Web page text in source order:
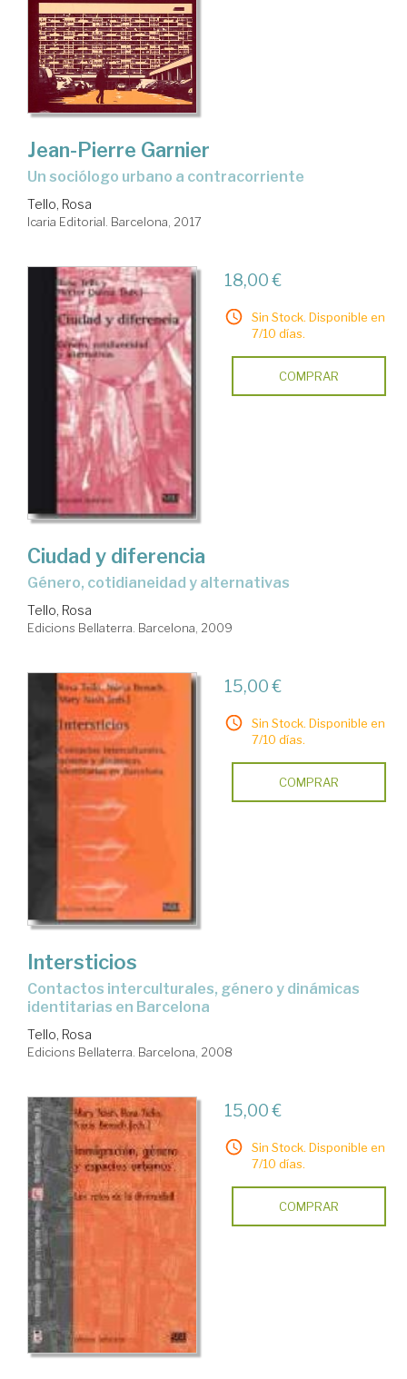
Jean-Pierre Garnier
un sociólogo urbano a contracorriente
Tello, Rosa
Icaria Editorial. Barcelona, 2017
18,00 €
Sin Stock. Disponible en
7/10 días.
COMPRAR
Ciudad y diferencia
género, cotidianeidad y alternativas
Tello, Rosa
Edicions Bellaterra. Barcelona, 2009
15,00 €
Sin Stock. Disponible en
7/10 días.
COMPRAR
Intersticios
contactos interculturales, género y dinámicas
identitarias en Barcelona
Tello, Rosa
Edicions Bellaterra. Barcelona, 2008
15,00 €
Sin Stock. Disponible en
7/10 días.
COMPRAR